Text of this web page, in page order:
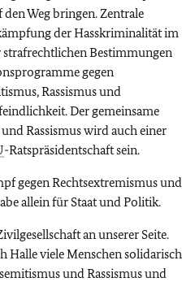
Weg bringen. Zentrale
der Hasskriminalität im
strafrechtlichen Bestimmungen
gegen
Rassismus und
Der gemeinsame
Rassismus wird auch einer
-Ratspräsidentschaft sein.
gegen Rechtsextremismus und
allein für Staat und Politik.
an unserer Seite.
Halle viele Menschen solidarisch
und Rassismus und